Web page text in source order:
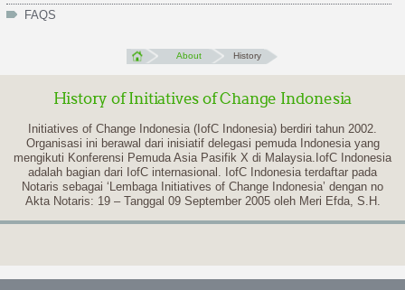
FAQS
About History
History of Initiatives of Change Indonesia
Initiatives of Change Indonesia (IofC Indonesia) berdiri tahun 2002.
Organisasi ini berawal dari inisiatif delegasi pemuda Indonesia yang
mengikuti Konferensi Pemuda Asia Pasifik X di Malaysia.IofC Indonesia
adalah bagian dari IofC internasional. IofC Indonesia terdaftar pada
Notaris sebagai ‘Lembaga Initiatives of Change Indonesia’ dengan no
Akta Notaris: 19 – Tanggal 09 September 2005 oleh Meri Efda, S.H.